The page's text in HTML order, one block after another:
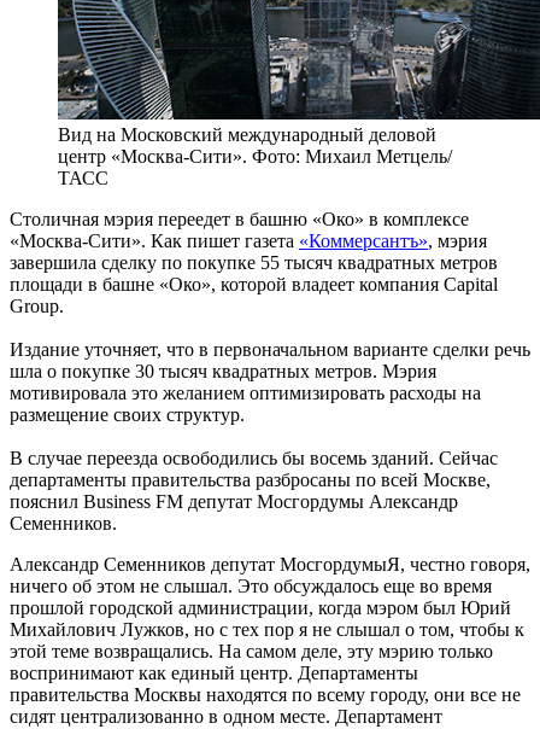
Вид на Московский международный деловой
центр «Москва-Сити». Фото: Михаил Метцель/
ТАСС
Столичная мэрия переедет в башню «Око» в комплексе
«Москва-Сити». Как пишет газета «Коммерсантъ», мэрия
завершила сделку по покупке 55 тысяч квадратных метров
площади в башне «Око», которой владеет компания Capital
Group.
Издание уточняет, что в первоначальном варианте сделки речь
шла о покупке 30 тысяч квадратных метров. Мэрия
мотивировала это желанием оптимизировать расходы на
размещение своих структур.
В случае переезда освободились бы восемь зданий. Сейчас
департаменты правительства разбросаны по всей Москве,
пояснил Business FM депутат Мосгордумы Александр
Семенников.
Александр Семенников депутат МосгордумыЯ, честно говоря,
ничего об этом не слышал. Это обсуждалось еще во время
прошлой городской администрации, когда мэром был Юрий
Михайлович Лужков, но с тех пор я не слышал о том, чтобы к
этой теме возвращались. На самом деле, эту мэрию только
воспринимают как единый центр. Департаменты
правительства Москвы находятся по всему городу, они все не
сидят централизованно в одном месте. Департамент